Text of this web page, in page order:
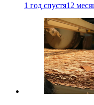
1 год спустя12